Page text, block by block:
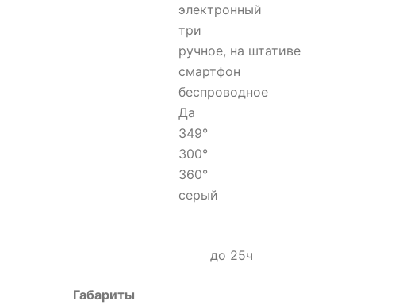
электронный
три
ручное, на штативе
смартфон
беспроводное
Да
349°
300°
360°
серый
до 25ч
Габариты